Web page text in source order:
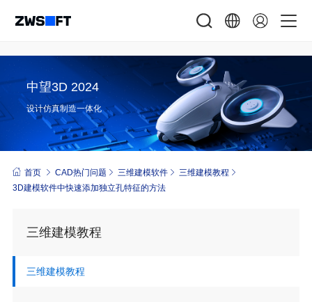
中望3D 2024
设计仿真制造一体化
首页 CAD热门问题 三维建模软件
三维建模教程
3D建模软件中快速添加独立孔特征的方法
三维建模教程
三维建模教程